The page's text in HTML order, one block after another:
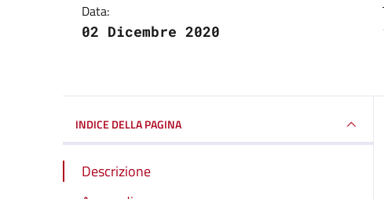
Data:
02 Dicembre 2020
INDICE DELLA PAGINA
Descrizione